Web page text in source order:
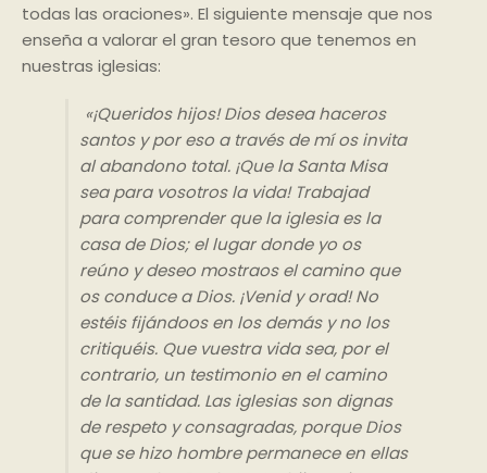
todas las oraciones». El siguiente mensaje que nos
enseña a valorar el gran tesoro que tenemos en
nuestras iglesias:
«¡Queridos hijos! Dios desea haceros
santos y por eso a través de mí os invita
al abandono total. ¡Que la Santa Misa
sea para vosotros la vida! Trabajad
para comprender que la iglesia es la
casa de Dios; el lugar donde yo os
reúno y deseo mostraos el camino que
os conduce a Dios. ¡Venid y orad! No
estéis fijándoos en los demás y no los
critiquéis. Que vuestra vida sea, por el
contrario, un testimonio en el camino
de la santidad. Las iglesias son dignas
de respeto y consagradas, porque Dios
que se hizo hombre permanece en ellas